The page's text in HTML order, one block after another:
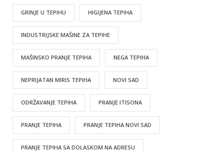
GRINJE U TEPIHU HIGIJENA TEPIHA
INDUSTRIJSKE MAŠINE ZA TEPIHE
MAŠINSKO PRANJE TEPIHA NEGA TEPIHA
NEPRIJATAN MIRIS TEPIHA NOVI SAD
ODRŽAVANJE TEPIHA PRANJE ITISONA
PRANJE TEPIHA PRANJE TEPIHA NOVI SAD
PRANJE TEPIHA SA DOLASKOM NA ADRESU